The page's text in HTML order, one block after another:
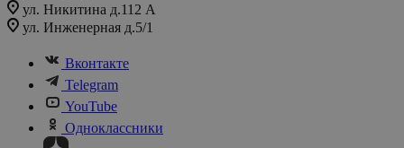
ул. Никитина д.112 А
ул. Инженерная д.5/1
Вконтакте
Telegram
YouTube
Одноклассники